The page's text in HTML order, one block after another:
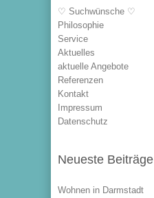
♡ Suchwünsche ♡
Philosophie
Service
Aktuelles
aktuelle Angebote
Referenzen
Kontakt
Impressum
Datenschutz
Neueste Beiträge
Wohnen in Darmstadt